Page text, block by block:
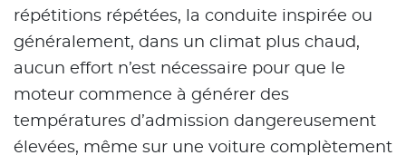
répétitions répétées, la conduite inspirée ou
généralement, dans un climat plus chaud,
aucun effort n’est nécessaire pour que le
moteur commence à générer des
températures d’admission dangereusement
élevées, même sur une voiture complètement